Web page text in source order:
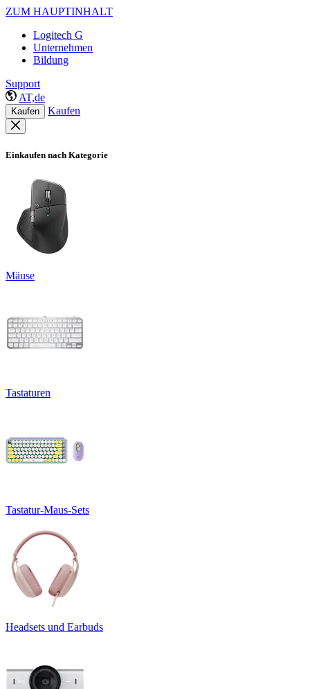
ZUM HAUPTINHALT
Logitech G
Unternehmen
Bildung
Support
AT,de
Kaufen Kaufen
Einkaufen nach Kategorie
Mäuse
Tastaturen
Tastatur-Maus-Sets
Headsets und Earbuds